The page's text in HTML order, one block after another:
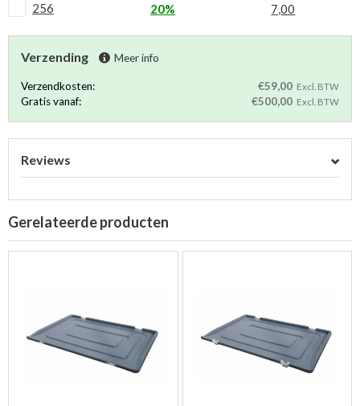
256
20% 7,00
Verzending Meer info
Verzendkosten: €59,00 Excl. BTW
Gratis vanaf: €500,00 Excl. BTW
Reviews
Gerelateerde producten